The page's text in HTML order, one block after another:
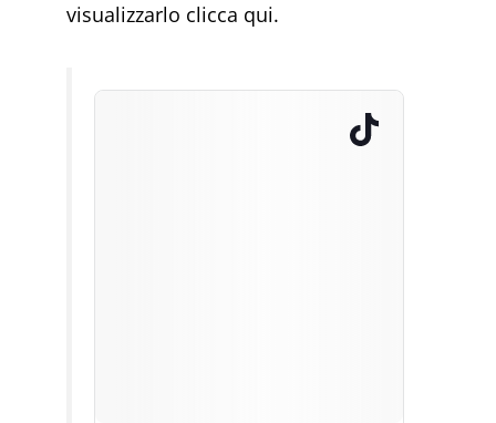
visualizzarlo clicca qui.